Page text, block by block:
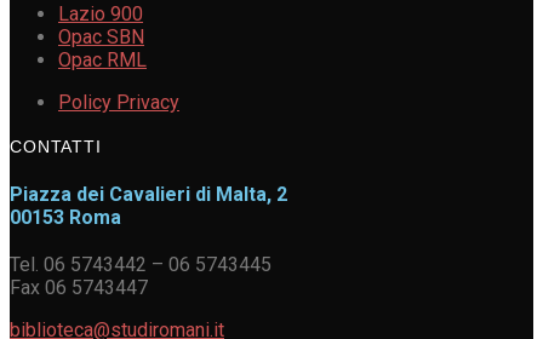
Lazio 900
Opac SBN
Opac RML
Policy Privacy
CONTATTI
Piazza dei Cavalieri di Malta, 2
00153 Roma
Tel. 06 5743442 – 06 5743445
Fax 06 5743447
biblioteca@studiromani.it